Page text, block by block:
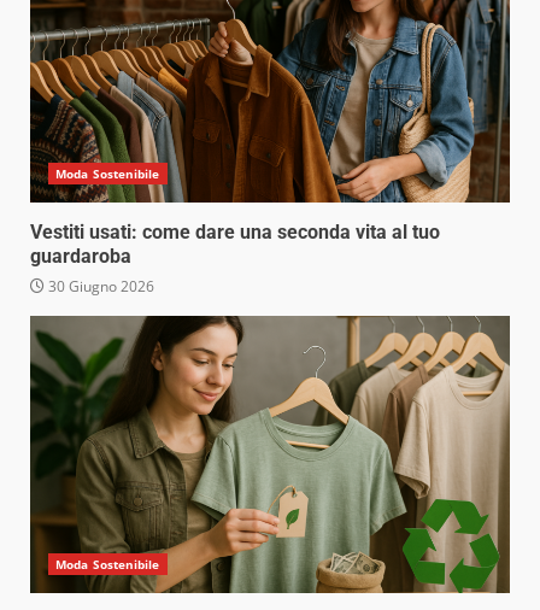
Moda Sostenibile
Vestiti usati: come dare una seconda vita al tuo
guardaroba
30 Giugno 2026
Moda Sostenibile